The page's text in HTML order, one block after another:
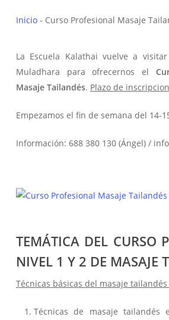
Inicio- Curso Profesional Masaje
La Escuela Kalathai vuelve a
Muladhara para ofrecernos el
Masaje Tailandés. Plazo de
Empezamos el fin de semana del 14-
Información: 688 380 130 (Ángel) /
TEMÁTICA DEL CURSO
NIVEL 1 Y 2 DE MASAJE
Técnicas básicas del masaje
Técnicas de masaje tailandés